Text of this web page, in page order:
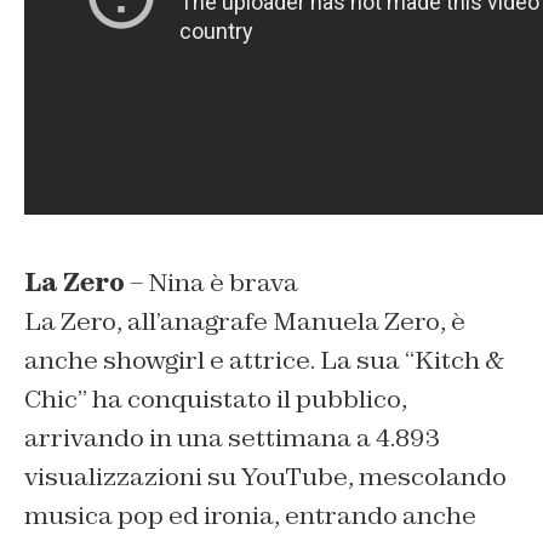
La Zero– Nina è brava
La Zero, all’anagrafe Manuela Zero, è
anche showgirl e attrice. La sua “Kitch &
Chic” ha conquistato il pubblico,
arrivando in una settimana a 4.893
visualizzazioni su YouTube, mescolando
musica pop ed ironia, entrando anche